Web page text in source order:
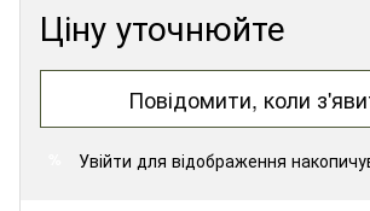
Ціну уточнюйте
Повідомити, коли
Увійти для відображення